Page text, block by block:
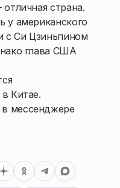
страна.
у американского
с Си Цзиньпином
глава США
Китае.
мессенджере